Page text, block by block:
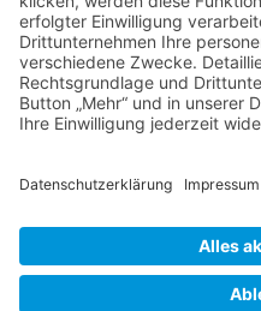
Mo?Fr8.30 ? 12.00 Uhr
Mo?Do13.00 ? 16.00 Uhr